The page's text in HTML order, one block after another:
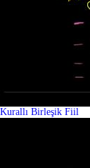
Kurallı Birleşik Fiil